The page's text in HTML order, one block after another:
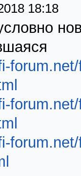
18:18